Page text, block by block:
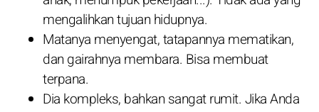
mengalihkan tujuan hidupnya.
Matanya menyengat, tatapannya mematikan,
dan gairahnya membara. Bisa membuat
terpana.
Dia kompleks, bahkan sangat rumit. Jika Anda